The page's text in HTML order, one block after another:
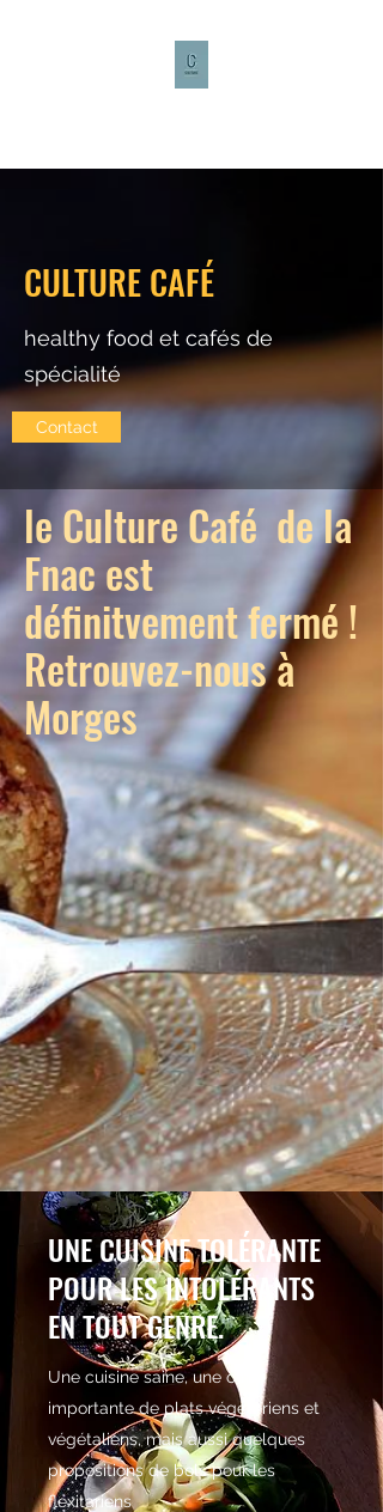
CULTURE CAFÉ
healthy food et cafés de
spécialité
Contact
le Culture Café de la
Fnac est
définitvement fermé !
Retrouvez-nous à
Morges
UNE CUISINE TOLÉRANTE
POUR LES INTOLÉRANTS
EN TOUT GENRE.
Une cuisine saine, une offre
importante de plats végétariens et
végétaliens, mais aussi quelques
propositions de bols pour les
flexitariens